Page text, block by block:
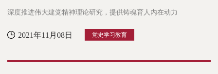
深度推进伟大建党精神理论研究，提供铸魂育人内在动力
2021年11月08日 党史学习教育